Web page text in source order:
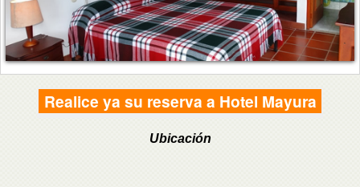
Realice ya su reserva a Hotel Mayura
Ubicación